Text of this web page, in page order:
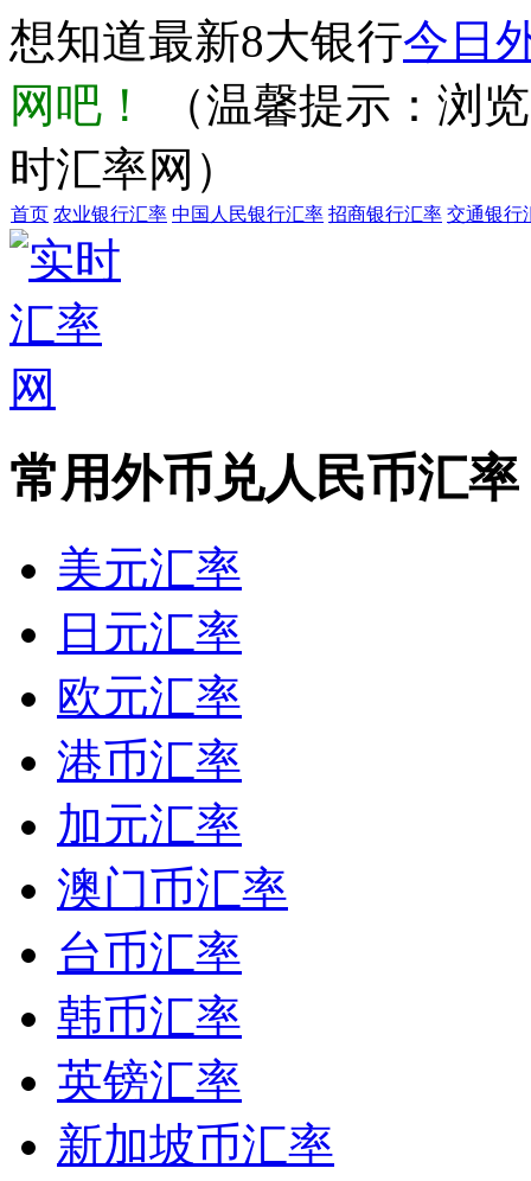
想知道最新8大银行今日
网吧！
（温馨提示：浏
时汇率网）
首页 农业银行汇率 中国人民银行汇率 招商银行汇率 交通银行
常用外币兑人民币汇率
美元汇率
日元汇率
欧元汇率
港币汇率
加元汇率
澳门币汇率
台币汇率
韩币汇率
英镑汇率
新加坡币汇率